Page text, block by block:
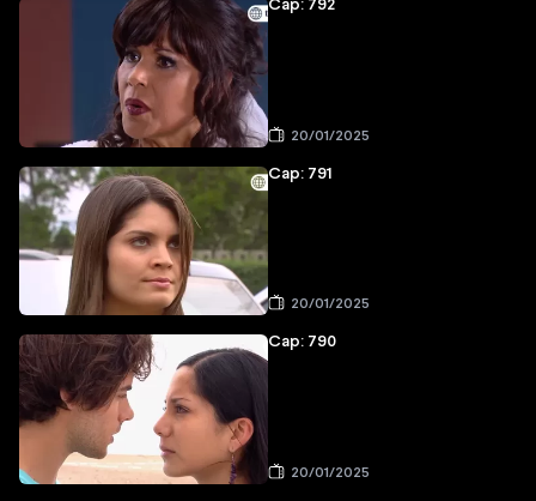
Cap: 792
20/01/2025
Cap: 791
20/01/2025
Cap: 790
20/01/2025